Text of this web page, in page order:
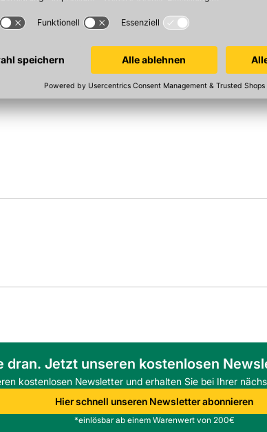
Steckmuffe
In 28 Varianten In 28
dran. Jetzt unseren kostenlosen
kostenlosen Newsletter und erhalten Sie bei Ihrer
Hier schnell unseren Newsletter abonnieren
*einlösbar ab einem Warenwert von 200€